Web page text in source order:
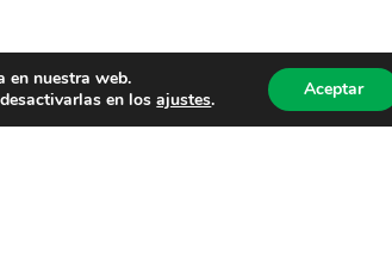
en nuestra web.
en losajustes. Aceptar